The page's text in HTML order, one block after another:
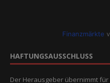
Finanzmärkte
HAFTUNGSAUSSCHLUSS
Der Herausgeber übernimmt